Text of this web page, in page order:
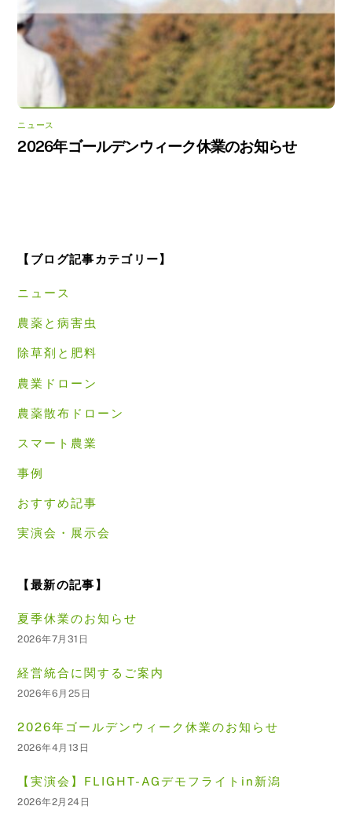
ニュース
2026年ゴールデンウィーク休業のお知らせ
【ブログ記事カテゴリー】
ニュース
農薬と病害虫
除草剤と肥料
農業ドローン
農薬散布ドローン
スマート農業
事例
おすすめ記事
実演会・展示会
【最新の記事】
夏季休業のお知らせ
2026年7月31日
経営統合に関するご案内
2026年6月25日
2026年ゴールデンウィーク休業のお知らせ
2026年4月13日
【実演会】FLIGHT-AGデモフライトin新潟
2026年2月24日